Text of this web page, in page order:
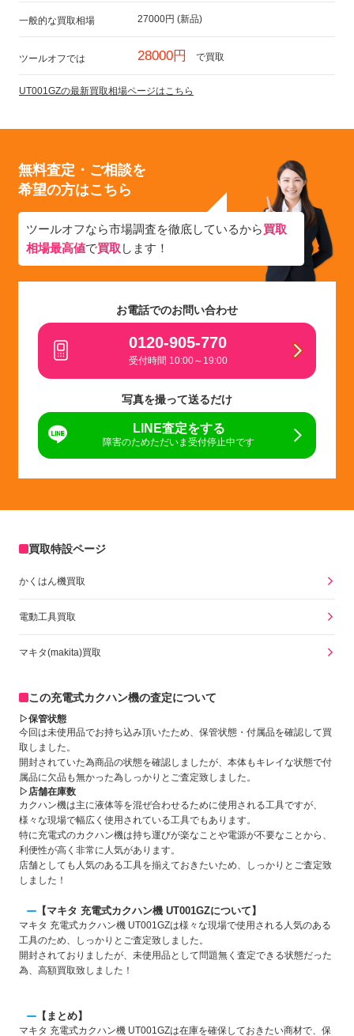
一般的な買取相場 27000円 (新品)
ツールオフでは 28000円 で買取
UT001GZの最新買取相場ページはこちら
無料査定・ご相談を
希望の方はこちら
ツールオフなら市場調査を徹底しているから買取
相場最高値で買取 します！
お電話でのお問い合わせ
0120-905-770
受付時間 10:00～19:00
写真を撮って送るだけ
LINE査定をする
障害のためただいま受付停止中です
買取特設ページ
かくはん機買取
電動工具買取
マキタ(makita)買取
この充電式カクハン機の査定について
▷保管状態
今回は未使用品でお持ち込み頂いたため、保管状態・付属品を確認して買
取しました。
開封されていた為商品の状態を確認しましたが、本体もキレイな状態で付
属品に欠品も無かった為しっかりとご査定致しました。
▷店舗在庫数
カクハン機は主に液体等を混ぜ合わせるために使用される工具ですが、
様々な現場で幅広く使用されている工具でもあります。
特に充電式のカクハン機は持ち運びが楽なことや電源が不要なことから、
利便性が高く非常に人気があります。
店舗としても人気のある工具を揃えておきたいため、しっかりとご査定致
しました！
【マキタ 充電式カクハン機 UT001GZについて】
マキタ 充電式カクハン機 UT001GZは様々な現場で使用される人気のある
工具のため、しっかりとご査定致しました。
開封されておりましたが、未使用品として問題無く査定できる状態だった
為、高額買取致しました！
【まとめ】
マキタ 充電式カクハン機 UT001GZは在庫を確保しておきたい商材で、保